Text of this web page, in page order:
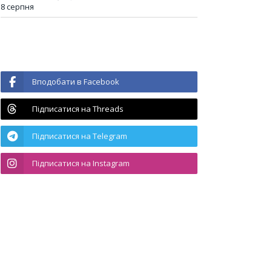
8 серпня
Вподобати в Facebook
Підписатися на Threads
Підписатися на Telegram
Підписатися на Instagram